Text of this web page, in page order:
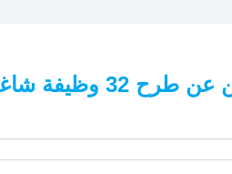
الهيئة السعودية للسياحة تعلن عن طرح 32